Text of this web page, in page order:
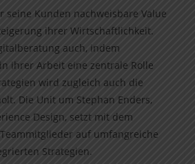
seine Kunden nachweisbare Value
ihrer Wirtschaftlichkeit.
auch, indem
ihrer Arbeit eine zentrale Rolle
wird zugleich auch die
Die Unit um Stephan Enders,
Design, setzt mit dem
auf umfangreiche
Strategien.